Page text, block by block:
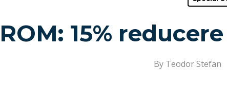
15%
By Teodor Stefan